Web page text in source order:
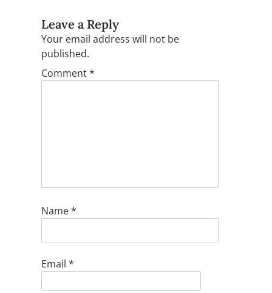
Leave a Reply
Your email address will not be
published.
Comment*
Name*
Email *